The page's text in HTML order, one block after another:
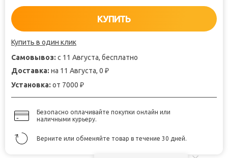
КУПИТЬ
Купить в один клик
Самовывоз: с 11 Августа, бесплатно
Доставка: на 11 Августа, 0 ₽
Установка: от 7000 ₽
Безопасно оплачивайте покупки онлайн или
наличными курьеру.
Верните или обменяйте товар в течение 30 дней.